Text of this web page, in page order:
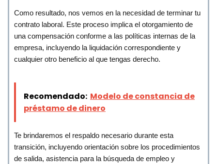
Como resultado, nos vemos en la necesidad de terminar tu
contrato laboral. Este proceso implica el otorgamiento de
una compensación conforme a las políticas internas de la
empresa, incluyendo la liquidación correspondiente y
cualquier otro beneficio al que tengas derecho.
Recomendado: Modelo de constancia de
préstamo de dinero
Te brindaremos el respaldo necesario durante esta
transición, incluyendo orientación sobre los procedimientos
de salida, asistencia para la búsqueda de empleo y